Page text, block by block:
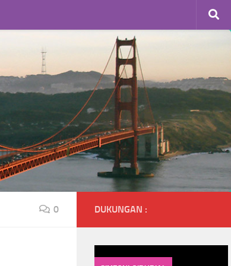
0 DUKUNGAN :